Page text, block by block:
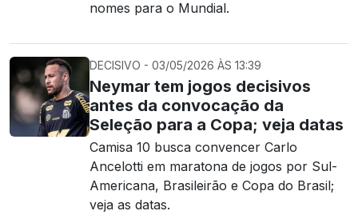
nomes para o Mundial.
DECISIVO - 03/05/2026 ÀS 13:39
Neymar tem jogos decisivos
antes da convocação da
Seleção para a Copa; veja datas
Camisa 10 busca convencer Carlo
Ancelotti em maratona de jogos por Sul-
Americana, Brasileirão e Copa do Brasil;
veja as datas.